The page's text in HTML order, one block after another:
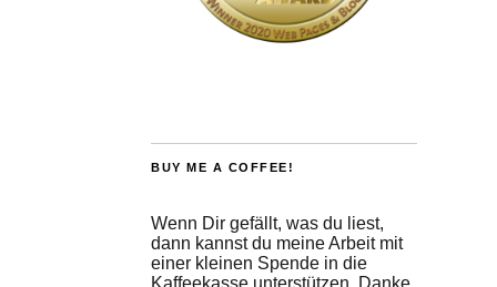
BUY ME A COFFEE!
Wenn Dir gefällt, was du liest,
dann kannst du meine Arbeit mit
einer kleinen Spende in die